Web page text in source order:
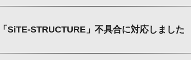
「SiTE-STRUCTURE」不具合に対応しました